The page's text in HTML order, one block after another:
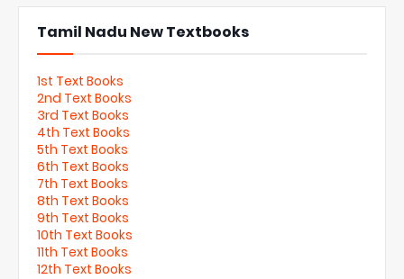
Tamil Nadu New Textbooks
1st Text Books
2nd Text Books
3rd Text Books
4th Text Books
5th Text Books
6th Text Books
7th Text Books
8th Text Books
9th Text Books
10th Text Books
11th Text Books
12th Text Books